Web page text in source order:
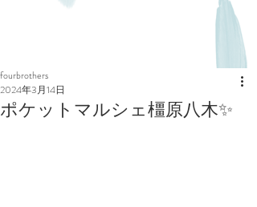
ポケットマルシェ橿原八木✨
fourbrothers
2024年3月14日